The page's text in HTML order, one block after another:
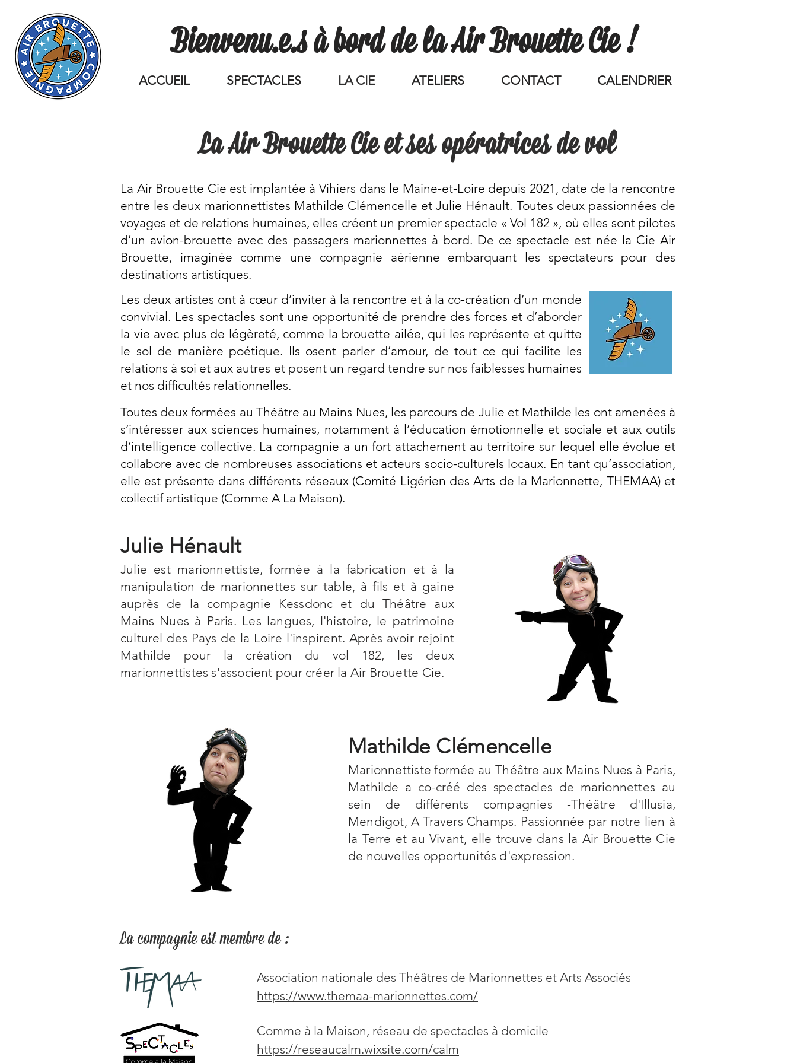
Bienvenu.e.s à bord de la Air Brouette Cie !
ACCUEIL SPECTACLES LA CIE ATELIERS CONTACT CALENDRIER
La Air Brouette Cie et ses opératrices de vol
La Air Brouette Cie est implantée à Vihiers dans le Maine-et-Loire depuis 2021, date de la rencontre
entre les deux marionnettistes Mathilde Clémencelle et Julie Hénault. Toutes deux passionnées de
voyages et de relations humaines, elles créent un premier spectacle « Vol 182 », où elles sont pilotes
d’un avion-brouette avec des passagers marionnettes à bord. De ce spectacle est née la Cie Air
Brouette, imaginée comme une compagnie aérienne embarquant les spectateurs pour des
destinations artistiques.
Toutes deux formées au Théâtre au Mains Nues, les parcours de Julie et Mathilde les ont amenées à
s’intéresser aux sciences humaines, notamment à l’éducation émotionnelle et sociale et aux outils
d’intelligence collective. La compagnie a un fort attachement au territoire sur lequel elle évolue et
collabore avec de nombreuses associations et acteurs socio-culturels locaux. En tant qu’association,
elle est présente dans différents réseaux (Comité Ligérien des Arts de la Marionnette, THEMAA) et
collectif artistique (Comme A La Maison).
Les deux artistes ont à cœur d’inviter à la rencontre et à la co-création d’un monde
convivial. Les spectacles sont une opportunité de prendre des forces et d’aborder
la vie avec plus de légèreté, comme la brouette ailée, qui les représente et quitte
le sol de manière poétique. Ils osent parler d’amour, de tout ce qui facilite les
relations à soi et aux autres et posent un regard tendre sur nos faiblesses humaines
et nos difficultés relationnelles.
Julie Hénault
Julie est marionnettiste, formée à la fabrication et à la
manipulation de marionnettes sur table, à fils et à gaine
auprès de la compagnie Kessdonc et du Théâtre aux
Mains Nues à Paris. Les langues, l'histoire, le patrimoine
culturel des Pays de la Loire l'inspirent. Après avoir rejoint
Mathilde pour la création du vol 182, les deux
marionnettistes s'associent pour créer la Air Brouette Cie.
Mathilde Clémencelle
Marionnettiste formée au Théâtre aux Mains Nues à Paris,
Mathilde a co-créé des spectacles de marionnettes au
sein de différents compagnies -Théâtre d'Illusia,
Mendigot, A Travers Champs. Passionnée par notre lien à
la Terre et au Vivant, elle trouve dans la Air Brouette Cie
de nouvelles opportunités d'expression.
La compagnie est membre de :
Association nationale des Théâtres de Marionnettes et Arts Associés
https://www.themaa-marionnettes.com/
Comme à la Maison, réseau de spectacles à domicile
https://reseaucalm.wixsite.com/calm